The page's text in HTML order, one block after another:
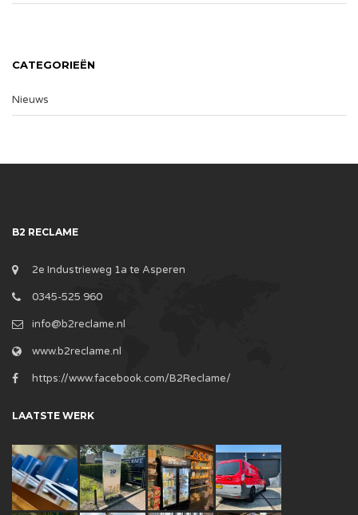
CATEGORIEËN
Nieuws
B2 RECLAME
2e Industrieweg 1a te Asperen
0345-525 960
info@b2reclame.nl
www.b2reclame.nl
https://www.facebook.com/B2Reclame/
LAATSTE WERK